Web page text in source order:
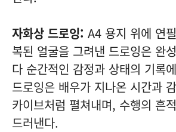
자화상 드로잉: A4 용지 위에 연
복된 얼굴을 그려낸 드로잉은 완
다 순간적인 감정과 상태의 기록
드로잉은 배우가 지나온 시간과
카이브처럼 펼쳐내며, 수행의 흔
드러낸다.